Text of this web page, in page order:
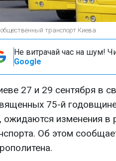
транспорт Киева
Не витрачай час на шум!
Google
27 и 29 сентября в
75-й
ожидаются изменения
Об этом